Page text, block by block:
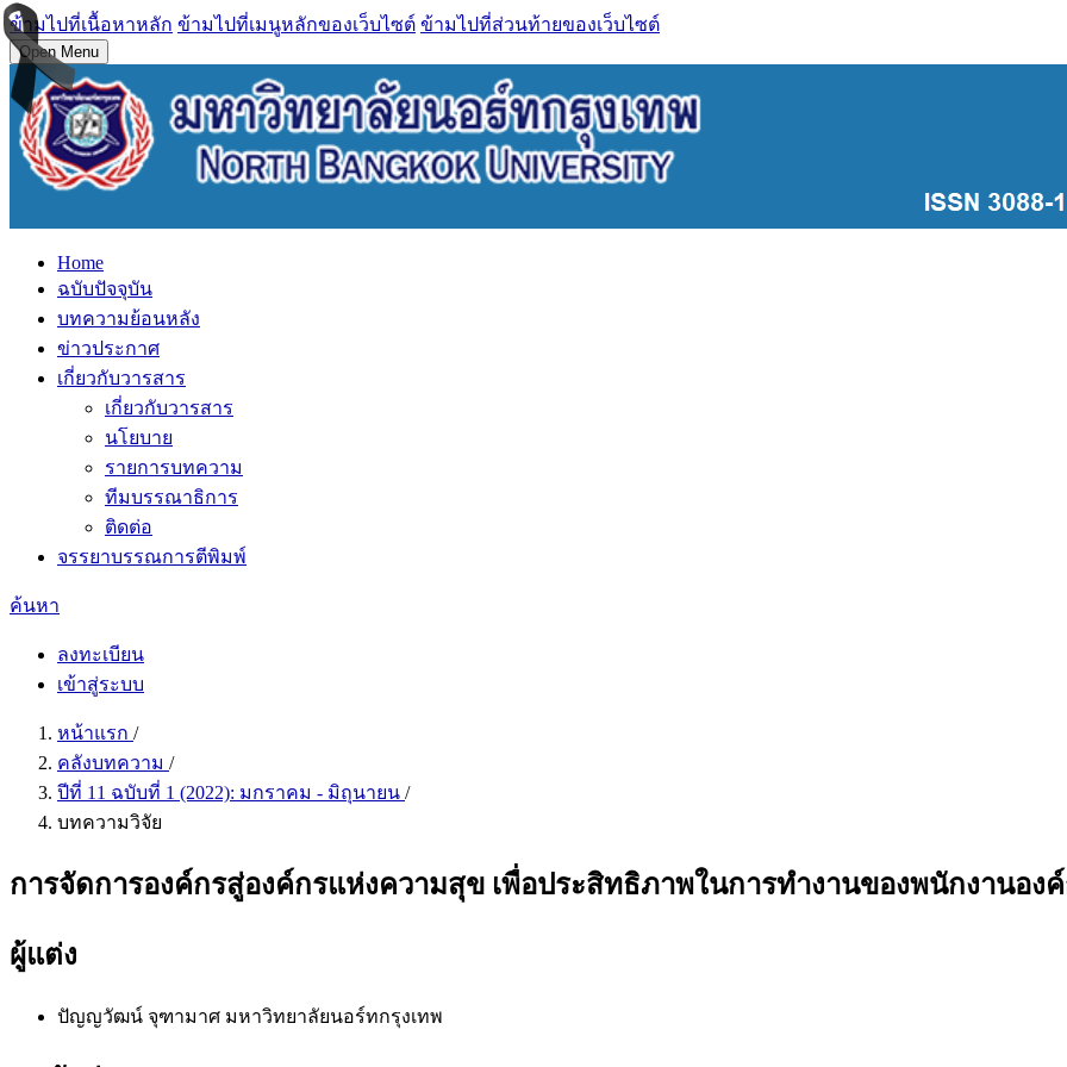
ข้ามไปที่เนื้อหาหลัก ข้ามไปที่เมนูหลักของเว็บไซต์ ข้ามไปที่ส่วนท้ายของเว็บไซต์
Open Menu
Home
ฉบับปัจจุบัน
บทความย้อนหลัง
ข่าวประกาศ
เกี่ยวกับวารสาร
เกี่ยวกับวารสาร
นโยบาย
รายการบทความ
ทีมบรรณาธิการ
ติดต่อ
จรรยาบรรณการตีพิมพ์
ค้นหา
ลงทะเบียน
เข้าสู่ระบบ
หน้าแรก /
คลังบทความ /
ปีที่ 11 ฉบับที่ 1 (2022): มกราคม - มิถุนายน /
บทความวิจัย
การจัดการองค์กรสู่องค์กรแห่งความสุข เพื่อประสิทธิภาพในการทำงานของพนักงานอง
ผู้แต่ง
ปัญญวัฒน์ จุฑามาศ มหาวิทยาลัยนอร์ทกรุงเทพ